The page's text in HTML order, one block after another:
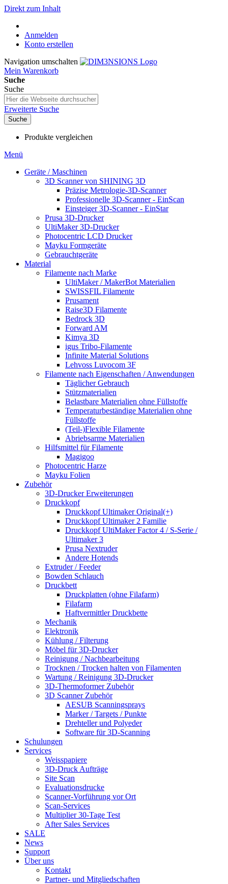
Direkt zum Inhalt
Anmelden
Konto erstellen
Navigation umschalten
Mein Warenkorb
Suche
Suche
Erweiterte Suche
Suche
Produkte vergleichen
Menü
Geräte / Maschinen
3D Scanner von SHINING 3D
Präzise Metrologie-3D-Scanner
Professionelle 3D-Scanner - EinScan
Einsteiger 3D-Scanner - EinStar
Prusa 3D-Drucker
UltiMaker 3D-Drucker
Photocentric LCD Drucker
Mayku Formgeräte
Gebrauchtgeräte
Material
Filamente nach Marke
UltiMaker / MakerBot Materialien
SWISSFIL Filamente
Prusament
Raise3D Filamente
Bedrock 3D
Forward AM
Kimya 3D
igus Tribo-Filamente
Infinite Material Solutions
Lehvoss Luvocom 3F
Filamente nach Eigenschaften / Anwendungen
Täglicher Gebrauch
Stützmaterialien
Belastbare Materialien ohne Füllstoffe
Temperaturbeständige Materialien ohne
Füllstoffe
(Teil-)Flexible Filamente
Abriebsarme Materialien
Hilfsmittel für Filamente
Magigoo
Photocentric Harze
Mayku Folien
Zubehör
3D-Drucker Erweiterungen
Druckkopf
Druckkopf Ultimaker Original(+)
Druckkopf Ultimaker 2 Familie
Druckkopf UltiMaker Factor 4 / S-Serie /
Ultimaker 3
Prusa Nextruder
Andere Hotends
Extruder / Feeder
Bowden Schlauch
Druckbett
Druckplatten (ohne Filafarm)
Filafarm
Haftvermittler Druckbette
Mechanik
Elektronik
Kühlung / Filterung
Möbel für 3D-Drucker
Reinigung / Nachbearbeitung
Trocknen / Trocken halten von Filamenten
Wartung / Reinigung 3D-Drucker
3D-Thermoformer Zubehör
3D Scanner Zubehör
AESUB Scanningsprays
Marker / Targets / Punkte
Drehteller und Polyeder
Software für 3D-Scanning
Schulungen
Services
Weisspapiere
3D-Druck Aufträge
Site Scan
Evaluationsdrucke
Scanner-Vorführung vor Ort
Scan-Services
Multiplier 30-Tage Test
After Sales Services
SALE
News
Support
Über uns
Kontakt
Partner- und Mitgliedschaften